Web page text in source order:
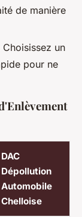
de manière
Choisissez un
pour ne
DAC
Dépollution
Automobile
Chelloise